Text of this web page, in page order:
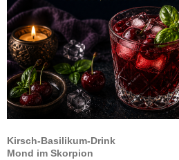
Kirsch-Basilikum-Drink
Mond im Skorpion